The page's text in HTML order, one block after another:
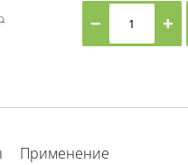
− +
Применение